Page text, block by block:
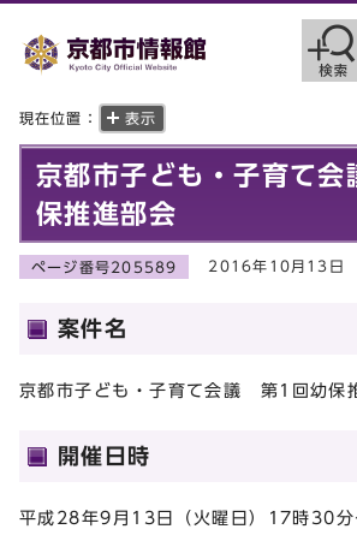
現在位置： 表示
京都市子ども・子育て
保推進部会
ページ番号205589 2016年10月13日
案件名
京都市子ども・子育て会議 第1回幼保
開催日時
平成28年9月13日（火曜日）17時30